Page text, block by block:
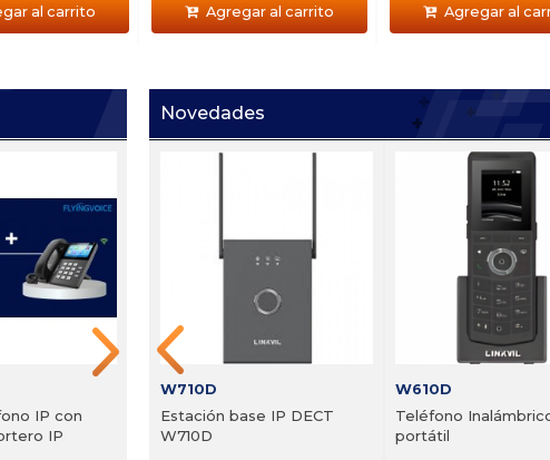
al carrito Agregar al carrito Agregar al
IP con
IP
sistema de portero para
Registrarse
Agregar al carrito
Novedades
con sensor de
Registrarse
al carrito
W710D
Estación base IP DECT
W710D
W610D
Teléfono
portátil